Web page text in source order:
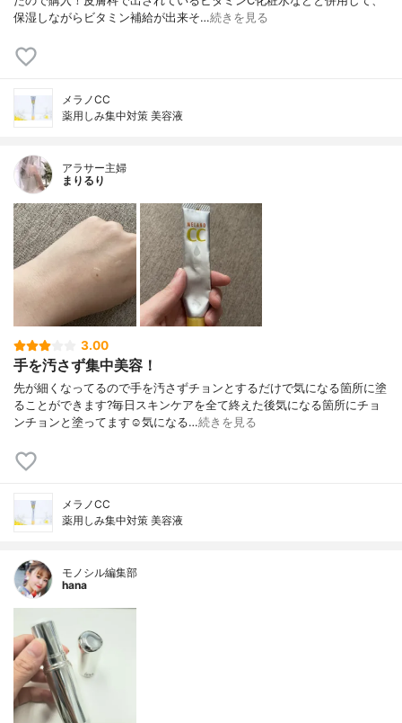
保湿しながらビタミン補給が出来そ…続きを見る
メラノCC
薬用しみ集中対策 美容液
アラサー主婦
まりるり
3.00
手を汚さず集中美容！
先が細くなってるので手を汚さずチョンとするだけで気になる箇所に塗
ることができます?毎日スキンケアを全て終えた後気になる箇所にチョ
ンチョンと塗ってます☺️気になる…続きを見る
メラノCC
薬用しみ集中対策 美容液
モノシル編集部
hana